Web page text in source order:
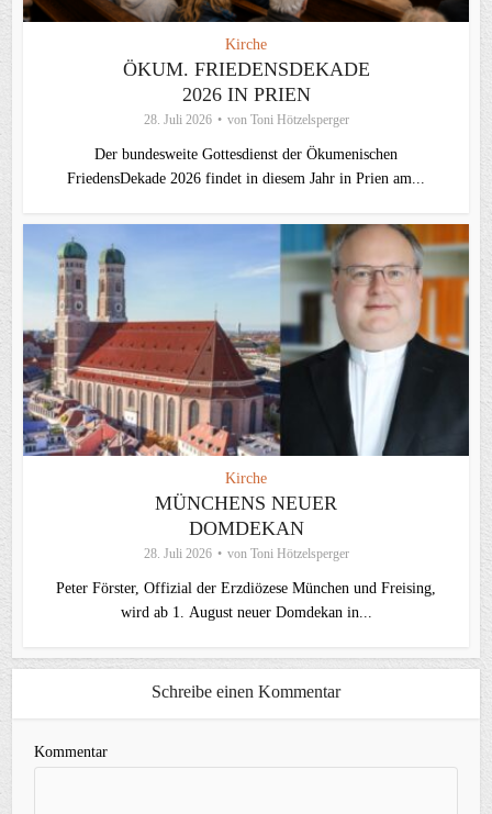
Kirche
ÖKUM. FRIEDENSDEKADE
2026 IN PRIEN
28. Juli 2026 von Toni Hötzelsperger
Der bundesweite Gottesdienst der Ökumenischen
FriedensDekade 2026 findet in diesem Jahr in Prien am...
Kirche
MÜNCHENS NEUER
DOMDEKAN
28. Juli 2026 von Toni Hötzelsperger
Peter Förster, Offizial der Erzdiözese München und Freising,
wird ab 1. August neuer Domdekan in...
Schreibe einen Kommentar
Kommentar